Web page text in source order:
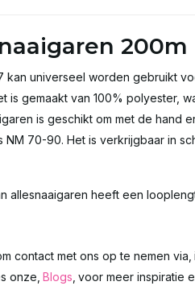
200m
kan universeel worden gebruikt
is gemaakt van 100% polyester,
is geschikt om met de hand
70-90. Het is verkrijgbaar in
allesnaaigaren heeft een
contact met ons op te nemen via‚
onze‚ Blogs ‚ voor meer inspiratie